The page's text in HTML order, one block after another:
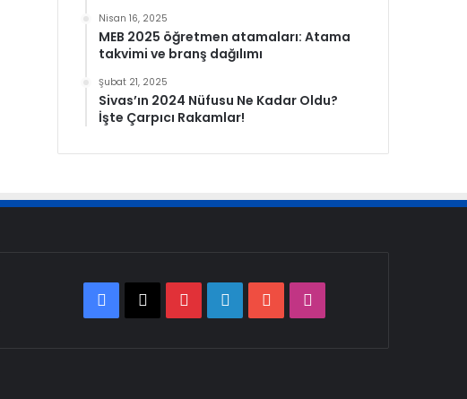
Nisan 16, 2025
MEB 2025 öğretmen atamaları: Atama
takvimi ve branş dağılımı
Şubat 21, 2025
Sivas’ın 2024 Nüfusu Ne Kadar Oldu?
İşte Çarpıcı Rakamlar!
Facebook
X PinterestLinkedInYouTube